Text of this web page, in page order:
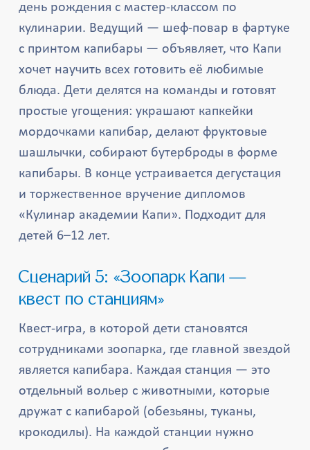
день рождения с мастер-классом по
кулинарии. Ведущий — шеф-повар в фартуке
с принтом капибары — объявляет, что Капи
хочет научить всех готовить её любимые
блюда. Дети делятся на команды и готовят
простые угощения: украшают капкейки
мордочками капибар, делают фруктовые
шашлычки, собирают бутерброды в форме
капибары. В конце устраивается дегустация
и торжественное вручение дипломов
«Кулинар академии Капи». Подходит для
детей 6–12 лет.
Сценарий 5: «Зоопарк Капи —
квест по станциям»
Квест-игра, в которой дети становятся
сотрудниками зоопарка, где главной звездой
является капибара. Каждая станция — это
отдельный вольер с животными, которые
дружат с капибарой (обезьяны, туканы,
крокодилы). На каждой станции нужно